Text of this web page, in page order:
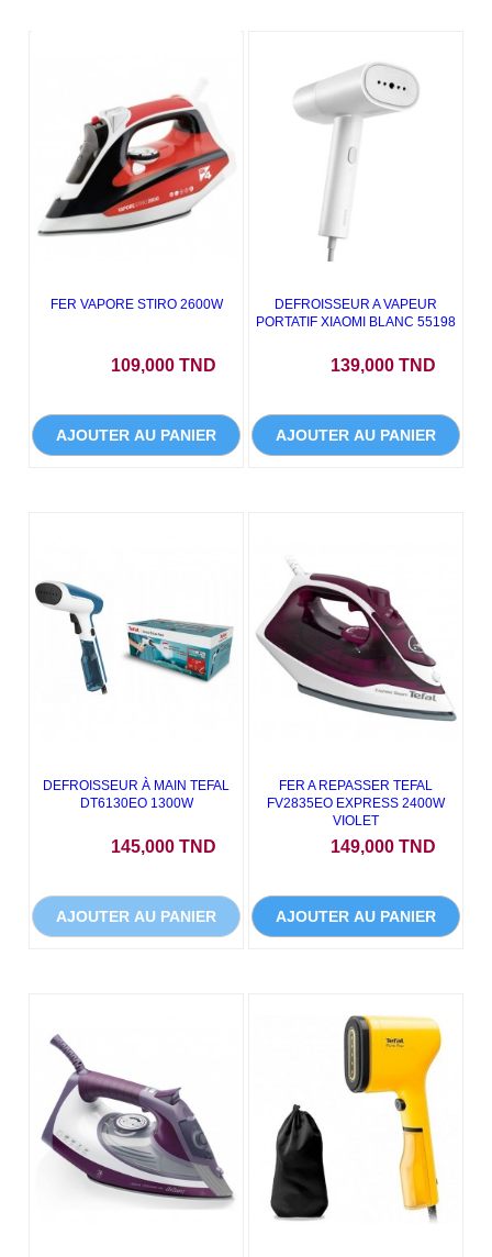
FER VAPORE STIRO 2600W
109,000 TND
AJOUTER AU PANIER
DEFROISSEUR A VAPEUR
PORTATIF XIAOMI BLANC 55198
139,000 TND
AJOUTER AU PANIER
DEFROISSEUR À MAIN TEFAL
DT6130EO 1300W
145,000 TND
AJOUTER AU PANIER
FER A REPASSER TEFAL
FV2835EO EXPRESS 2400W
VIOLET
149,000 TND
AJOUTER AU PANIER